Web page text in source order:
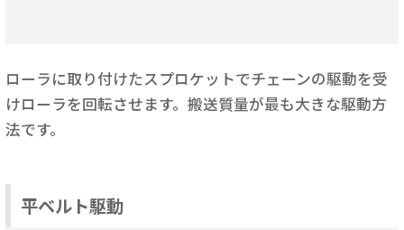
ローラに取り付けたスプロケットでチェーンの駆動を受
けローラを回転させます。搬送質量が最も大きな駆動方
法です。
平ベルト駆動